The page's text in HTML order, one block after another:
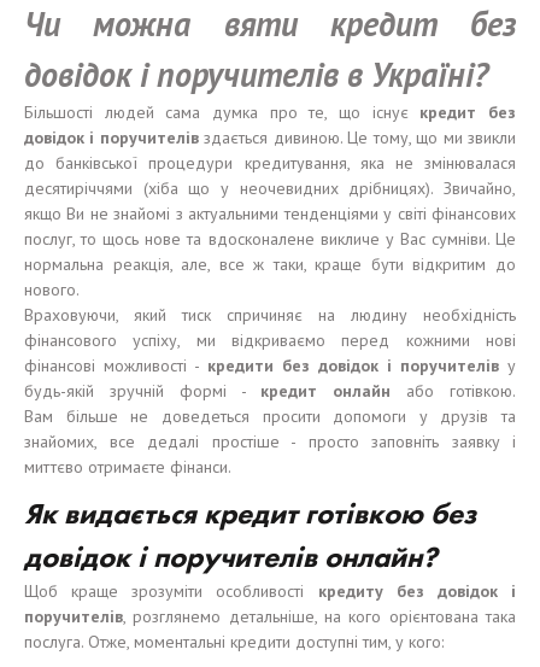
Чи можна вяти кредит без
довідок і поручителів в Україні?
Більшості людей сама думка про те, що існує кредит без
довідок і поручителівздається дивиною. Це тому, що ми звикли
до банківської процедури кредитування, яка не змінювалася
десятиріччями (хіба що у неочевидних дрібницях). Звичайно,
якщо Ви не знайомі з актуальними тенденціями у світі фінансових
послуг, то щось нове та вдосконалене викличе у Вас сумніви. Це
нормальна реакція, але, все ж таки, краще бути відкритим до
нового.
Враховуючи, який тиск спричиняє на людину необхідність
фінансового успіху, ми відкриваємо перед кожними нові
фінансові можливості - кредити без довідок і поручителів у
будь-якій зручній формі - кредит онлайн або готівкою.
Вам більше не доведеться просити допомоги у друзів та
знайомих, все дедалі простіше - просто заповніть заявку і
миттєво отримаєте фінанси.
Як видається кредит готівкою без
довідок і поручителів онлайн?
Щоб краще зрозуміти особливості кредиту без довідок і
поручителів, розглянемо детальніше, на кого орієнтована така
послуга. Отже, моментальні кредити доступні тим, у кого: